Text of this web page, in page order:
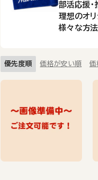
部活応援・
理想のオリ
様々な方
優先度順 価格が安い順 価